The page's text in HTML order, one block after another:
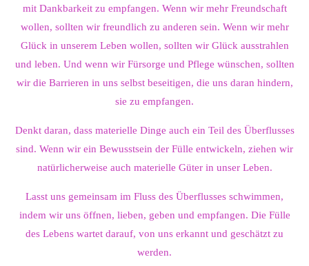
mit Dankbarkeit zu empfangen. Wenn wir mehr Freundschaft
wollen, sollten wir freundlich zu anderen sein. Wenn wir mehr
Glück in unserem Leben wollen, sollten wir Glück ausstrahlen
und leben. Und wenn wir Fürsorge und Pflege wünschen, sollten
wir die Barrieren in uns selbst beseitigen, die uns daran hindern,
sie zu empfangen.
Denkt daran, dass materielle Dinge auch ein Teil des Überflusses
sind. Wenn wir ein Bewusstsein der Fülle entwickeln, ziehen wir
natürlicherweise auch materielle Güter in unser Leben.
Lasst uns gemeinsam im Fluss des Überflusses schwimmen,
indem wir uns öffnen, lieben, geben und empfangen. Die Fülle
des Lebens wartet darauf, von uns erkannt und geschätzt zu
werden.